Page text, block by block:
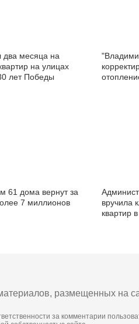
два месяца на
на улицах
лет Победы
61 дома вернут за
7 миллионов
вручила
квартир
размещенных на
за комментарии